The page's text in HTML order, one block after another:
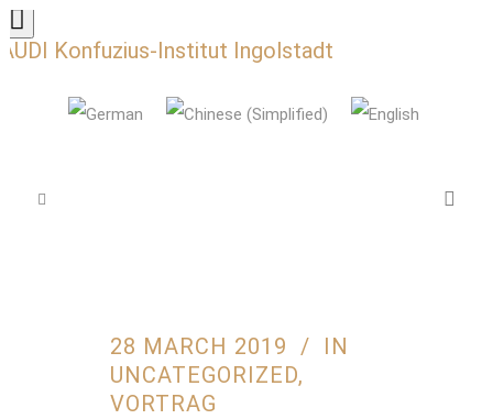
AUDI Konfuzius-Institut Ingolstadt
28 MARCH 2019
IN
UNCATEGORIZED,
VORTRAG